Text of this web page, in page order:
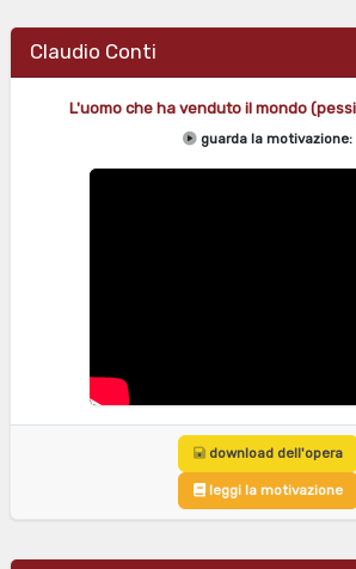
Claudio Conti
L'uomo che ha venduto il mondo
guarda la motivazione:
download dell'opera
leggi la motivazione